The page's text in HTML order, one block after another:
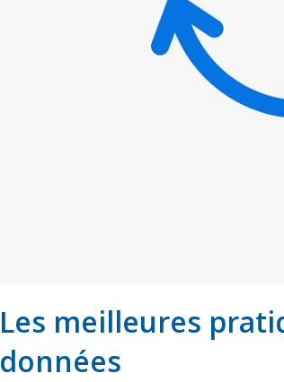
Les meilleures
données